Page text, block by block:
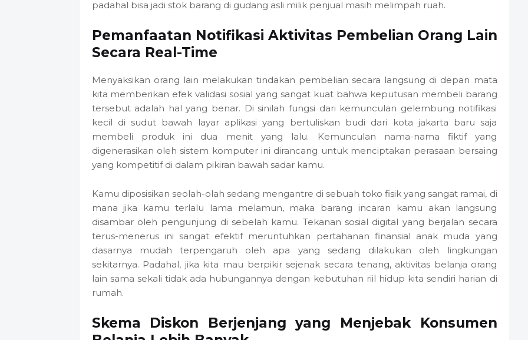
padahal bisa jadi stok barang di gudang asli milik penjual masih melimpah ruah.
Pemanfaatan Notifikasi Aktivitas Pembelian Orang Lain
Secara Real-Time
Menyaksikan orang lain melakukan tindakan pembelian secara langsung di depan mata
kita memberikan efek validasi sosial yang sangat kuat bahwa keputusan membeli barang
tersebut adalah hal yang benar. Di sinilah fungsi dari kemunculan gelembung notifikasi
kecil di sudut bawah layar aplikasi yang bertuliskan budi dari kota jakarta baru saja
membeli produk ini dua menit yang lalu. Kemunculan nama-nama fiktif yang
digenerasikan oleh sistem komputer ini dirancang untuk menciptakan perasaan bersaing
yang kompetitif di dalam pikiran bawah sadar kamu.
Kamu diposisikan seolah-olah sedang mengantre di sebuah toko fisik yang sangat ramai, di
mana jika kamu terlalu lama melamun, maka barang incaran kamu akan langsung
disambar oleh pengunjung di sebelah kamu. Tekanan sosial digital yang berjalan secara
terus-menerus ini sangat efektif meruntuhkan pertahanan finansial anak muda yang
dasarnya mudah terpengaruh oleh apa yang sedang dilakukan oleh lingkungan
sekitarnya. Padahal, jika kita mau berpikir sejenak secara tenang, aktivitas belanja orang
lain sama sekali tidak ada hubungannya dengan kebutuhan riil hidup kita sendiri harian di
rumah.
Skema Diskon Berjenjang yang Menjebak Konsumen